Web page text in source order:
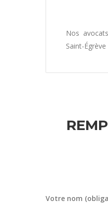
Nos
Saint-
Votre nom